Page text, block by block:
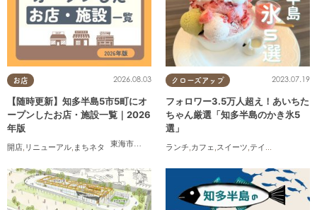
お店
東海市大府市 知多市, 東浦町 阿久比町,半田市
2026.08.03
【随時更新】知多半島5市5町にオ
ープンしたお店・施設一覧｜2026
年版
開店, リニューアル, まちネタ
クローズアップ 2023.07.19
フォロワー3.5万人超え！あいちた
ちゃん厳選「知多半島のかき氷5
選」
ランチ,カフェ,スイーツ,テイクアウト